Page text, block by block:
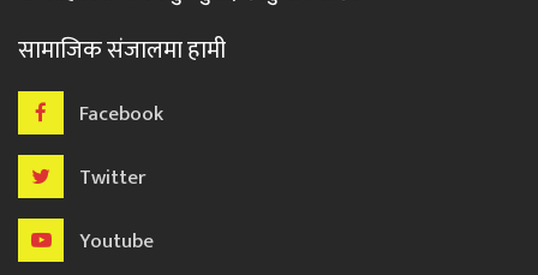
सामाजिक संजालमा हामी
Facebook
Twitter
Youtube